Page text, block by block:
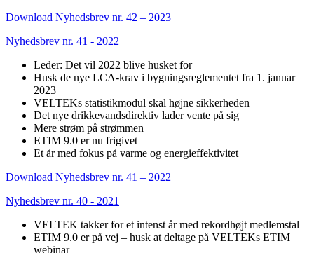
Download Nyhedsbrev nr. 42 – 2023
Nyhedsbrev nr. 41 - 2022
Leder: Det vil 2022 blive husket for
Husk de nye LCA-krav i bygningsreglementet fra 1. januar
2023
VELTEKs statistikmodul skal højne sikkerheden
Det nye drikkevandsdirektiv lader vente på sig
Mere strøm på strømmen
ETIM 9.0 er nu frigivet
Et år med fokus på varme og energieffektivitet
Download Nyhedsbrev nr. 41 – 2022
Nyhedsbrev nr. 40 - 2021
VELTEK takker for et intenst år med rekordhøjt medlemstal
ETIM 9.0 er på vej – husk at deltage på VELTEKs ETIM
webinar